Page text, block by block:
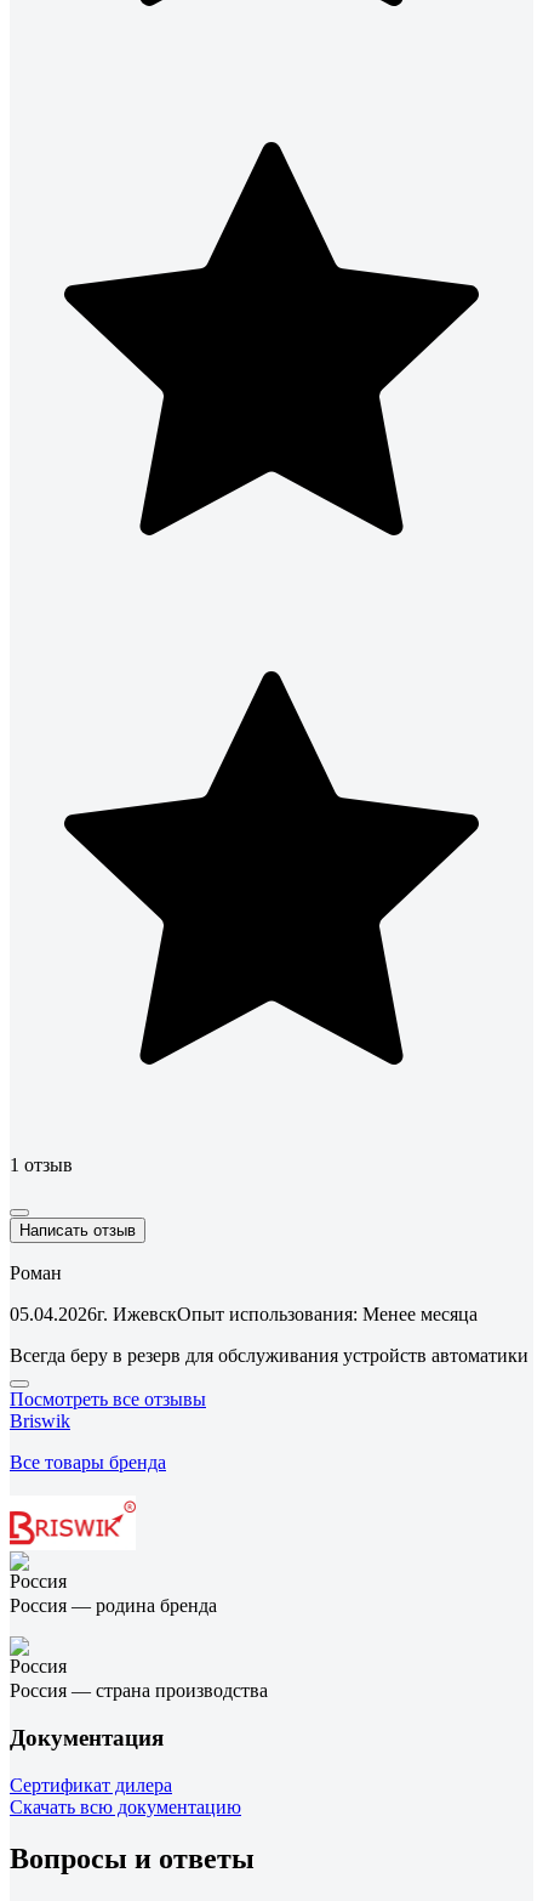
1 отзыв
Написать отзыв
Роман
05.04.2026г. ИжевскОпыт использования: Менее месяца
Всегда беру в резерв для обслуживания устройств автоматики
Посмотреть все отзывы
Briswik
Все товары бренда
Россия — родина бренда
Россия — страна производства
Документация
Сертификат дилера
Скачать всю документацию
Вопросы и ответы